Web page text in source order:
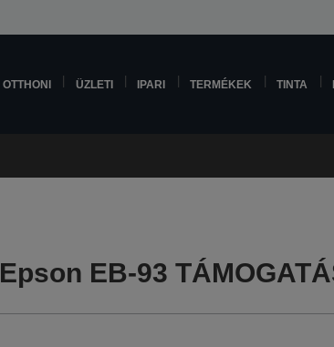
OTTHONI ÜZLETI IPARI TERMÉKEK TINTA
Epson EB-93